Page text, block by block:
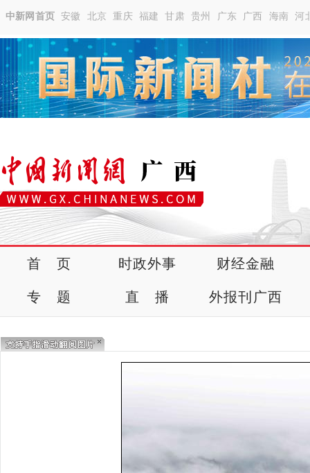
中新网首页 安徽 北京 重庆 福建 甘肃 贵州 广东 广西 海南 河
首 页 时政外事 财经金融
专 题 直 播 外报刊广西